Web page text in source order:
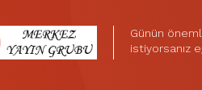
Günün
istiyorsanız